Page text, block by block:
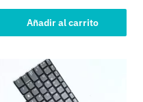
Añadir al carrito